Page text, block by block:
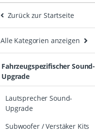
Zurück zur Startseite
Alle Kategorien anzeigen
Fahrzeugspezifischer Sound-
Upgrade
Lautsprecher Sound-
Upgrade
Subwoofer / Verstäker Kits